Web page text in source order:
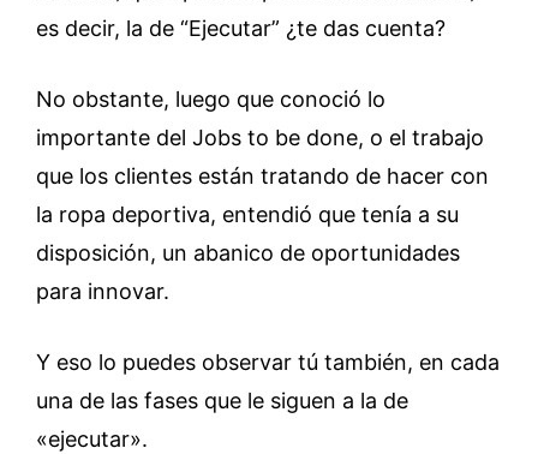
es decir, la de “Ejecutar” ¿te das cuenta?
No obstante, luego que conoció lo
importante del Jobs to be done, o el trabajo
que los clientes están tratando de hacer con
la ropa deportiva, entendió que tenía a su
disposición, un abanico de oportunidades
para innovar.
Y eso lo puedes observar tú también, en cada
una de las fases que le siguen a la de
«ejecutar».